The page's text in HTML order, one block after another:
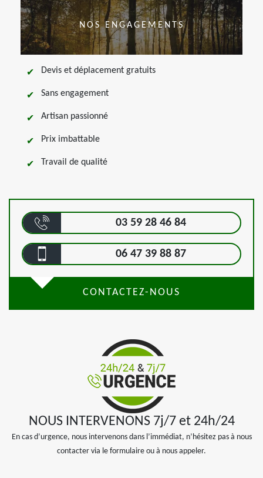
NOS ENGAGEMENTS
Devis et déplacement gratuits
Sans engagement
Artisan passionné
Prix imbattable
Travail de qualité
03 59 28 46 84
06 47 39 88 87
CONTACTEZ-NOUS
NOUS INTERVENONS 7j/7 et 24h/24
En cas d’urgence, nous intervenons dans l’immédiat, n’hésitez pas à nous
contacter via le formulaire ou à nous appeler.